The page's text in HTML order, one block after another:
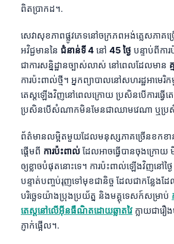
ពិតប្រាកដ។.
សេវាសុខភាពផ្លូវភេទនៅចក្រភពអង់គ្លេសភាគ
អវិជ្ជមាននៃ ជំនាន់ទី 4 នៅ 45 ថ្ងៃ បន្ទាប់ពីកា
ជាការសន្និដ្ឋានច្បាស់លាស់ នៅពេលដែលមាន
ការប៉ះពាល់ថ្មី។ អ្នកព្យាបាលនៅសហរដ្ឋអាមេរិ
តេស្តឡើងវិញនៅពេលក្រោយ ប្រសិនបើការធ្វើត
ប្រសិនបើសំណាកមិនមែនជាឈាមវេណា ឬប្រ
ព័ត៌មានលម្អិតមួយដែលមនុស្សភាគច្រើនខកខា
ផ្តើមពី ការប៉ះពាល់ ដែលអាចធ្វើបានចុងក្រោយ
ឲ្យខ្លាចបំផុតនោះទេ។ ការប៉ះពាល់ឡើងវិញនៅថ្ង
បន្ទាត់បញ្ចប់រុញទៅមុខជានិច្ច ដែលជាកន្លែងដ
បរិច្ឆេទយ៉ាងប្រុងប្រយ័ត្ន និងមគ្គុទេសក៍សម្រាប់
តេស្តនៅលើអ៊ីនធឺណិតដោយឆ្លាតវៃ ក្លាយជារ
ភ្ញាក់ផ្អើល។.